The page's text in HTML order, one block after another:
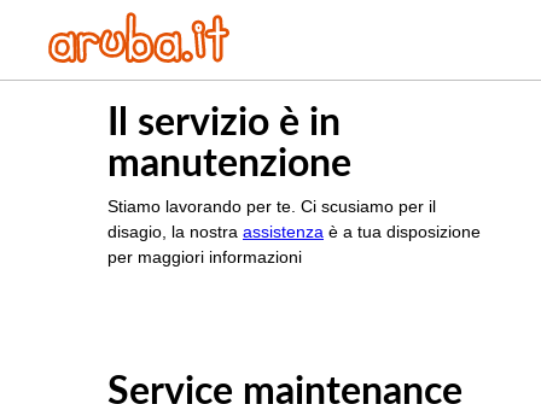
Il servizio è in
manutenzione
Stiamo lavorando per te. Ci scusiamo per il
disagio, la nostra assistenza è a tua disposizione
per maggiori informazioni
Service maintenance